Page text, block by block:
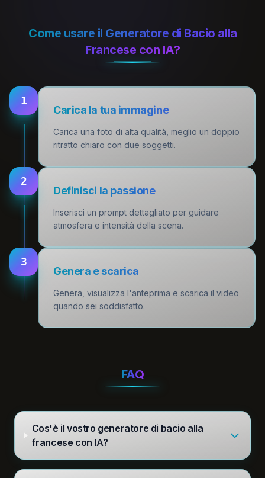
Come usare il Generatore di Bacio alla
Francese con IA?
1
Carica la tua immagine
Carica una foto di alta qualità, meglio un doppio
ritratto chiaro con due soggetti.
2
Definisci la passione
Inserisci un prompt dettagliato per guidare
atmosfera e intensità della scena.
3
Genera e scarica
Genera, visualizza l'anteprima e scarica il video
quando sei soddisfatto.
FAQ
Cos'è il vostro generatore di bacio alla
francese con IA?